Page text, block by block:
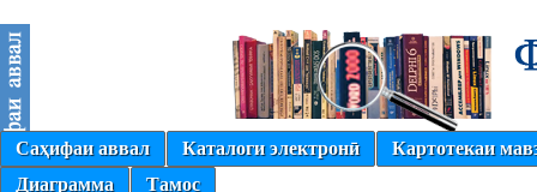
Саҳифаи аввал Каталоги электронӣ
Картотекаи
Диаграмма
Тамос